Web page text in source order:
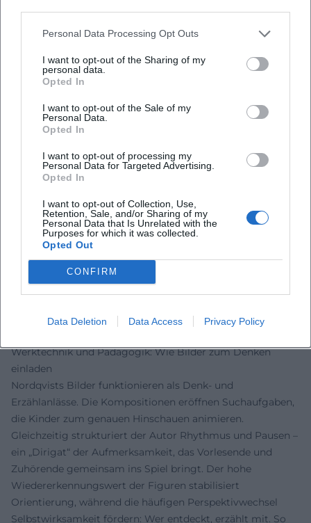
Personal Data Processing Opt Outs
I want to opt-out of the Sharing of my
personal data.
Opted In
I want to opt-out of the Sale of my
Personal Data.
Opted In
I want to opt-out of processing my
Personal Data for Targeted Advertising.
Opted In
I want to opt-out of Collection, Use,
Retention, Sale, and/or Sharing of my
Personal Data that Is Unrelated with the
Purposes for which it was collected.
Opted Out
CONFIRM
Data Deletion Data Access Privacy Policy
der Hühner – wird für Kinder zum Erfahrungsraum.
anhaltende Sichtbarkeit
Auch vier Jahrzehnte nach dem Debüt bleibt die Marke
vital. Rund um das 40-jährige Jubiläum erschienen neue
Sammlungen, die populäre Geschichten bündeln und mit
Skizzen, Rezepten und Bastelideen ergänzen – ein Blick in
Nordqvists Werkstattästhetik, der die Produktionsweise
sichtbar macht. Verlage im deutschsprachigen und
skandinavischen Raum pflegen die Reihe mit Kalendern,
Neuauflagen und pädagogisch kuratierten Ausgaben für
verschiedene Altersstufen. Gleichzeitig belegen
Nachrichten und Branchenmeldungen die anhaltende
gesellschaftliche Relevanz: Von theaterpädagogischen
Projekten bis hin zu rechtlich-politischen Diskussionen im
internationalen Buchmarkt bleibt Pettersson-und-Findus-
sich die Rezeptionsgeschichte als lebendige, transmediale
Werktechnik und Pädagogik: Wie Bilder zum Denken
einladen
Nordqvists Bilder funktionieren als Denk- und
Erzählanlässe. Die Kompositionen eröffnen Suchaufgaben,
die Kinder zum genauen Hinschauen animieren.
Gleichzeitig strukturiert der Autor Rhythmus und Pausen –
ein „Dirigat“ der Aufmerksamkeit, das Vorlesende und
Zuhörende gemeinsam ins Spiel bringt. Der hohe
Wiedererkennungswert der Figuren stabilisiert
Orientierung, während die häufigen Perspektivwechsel
Selbstwirksamkeit fördern: Wer entdeckt, erzählt mit. So